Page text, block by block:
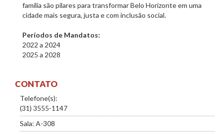
família são pilares para transformar Belo Horizonte em uma
cidade mais segura, justa e com inclusão social.
Períodos de Mandatos:
2022 a 2024
2025 a 2028
CONTATO
Telefone(s):
(31) 3555-1147
Sala: A-308